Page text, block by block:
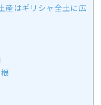
産はギリシャ全土に広